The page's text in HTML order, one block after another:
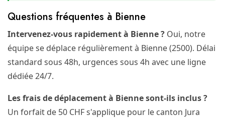
Questions fréquentes à Bienne
Intervenez-vous rapidement à Bienne ? Oui, notre
équipe se déplace régulièrement à Bienne (2500). Délai
standard sous 48h, urgences sous 4h avec une ligne
dédiée 24/7.
Les frais de déplacement à Bienne sont-ils inclus ?
Un forfait de 50 CHF s'applique pour le canton Jura